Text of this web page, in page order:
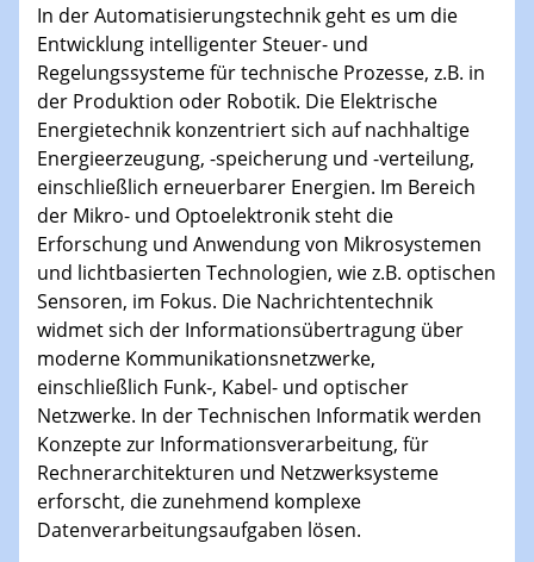
In der Automatisierungstechnik geht es um die
Entwicklung intelligenter Steuer- und
Regelungssysteme für technische Prozesse, z.B. in
der Produktion oder Robotik. Die Elektrische
Energietechnik konzentriert sich auf nachhaltige
Energieerzeugung, -speicherung und -verteilung,
einschließlich erneuerbarer Energien. Im Bereich
der Mikro- und Optoelektronik steht die
Erforschung und Anwendung von Mikrosystemen
und lichtbasierten Technologien, wie z.B. optischen
Sensoren, im Fokus. Die Nachrichtentechnik
widmet sich der Informationsübertragung über
moderne Kommunikationsnetzwerke,
einschließlich Funk-, Kabel- und optischer
Netzwerke. In der Technischen Informatik werden
Konzepte zur Informationsverarbeitung, für
Rechnerarchitekturen und Netzwerksysteme
erforscht, die zunehmend komplexe
Datenverarbeitungsaufgaben lösen.